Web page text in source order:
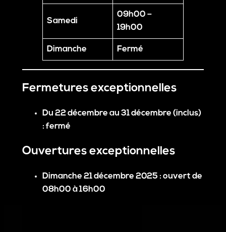
Samedi
09h00 –
19h00
Dimanche Fermé
Fermetures exceptionnelles
Du 22 décembre au 31 décembre (inclus)
:fermé
Ouvertures exceptionnelles
Dimanche 21 décembre 2025 : ouvert de
08h00 à 16h00